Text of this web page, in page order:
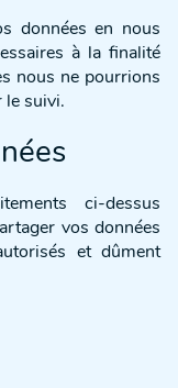
données en nous
à la finalité
nous ne pourrions
le suivi.
ci-dessus
vos données
et dûment